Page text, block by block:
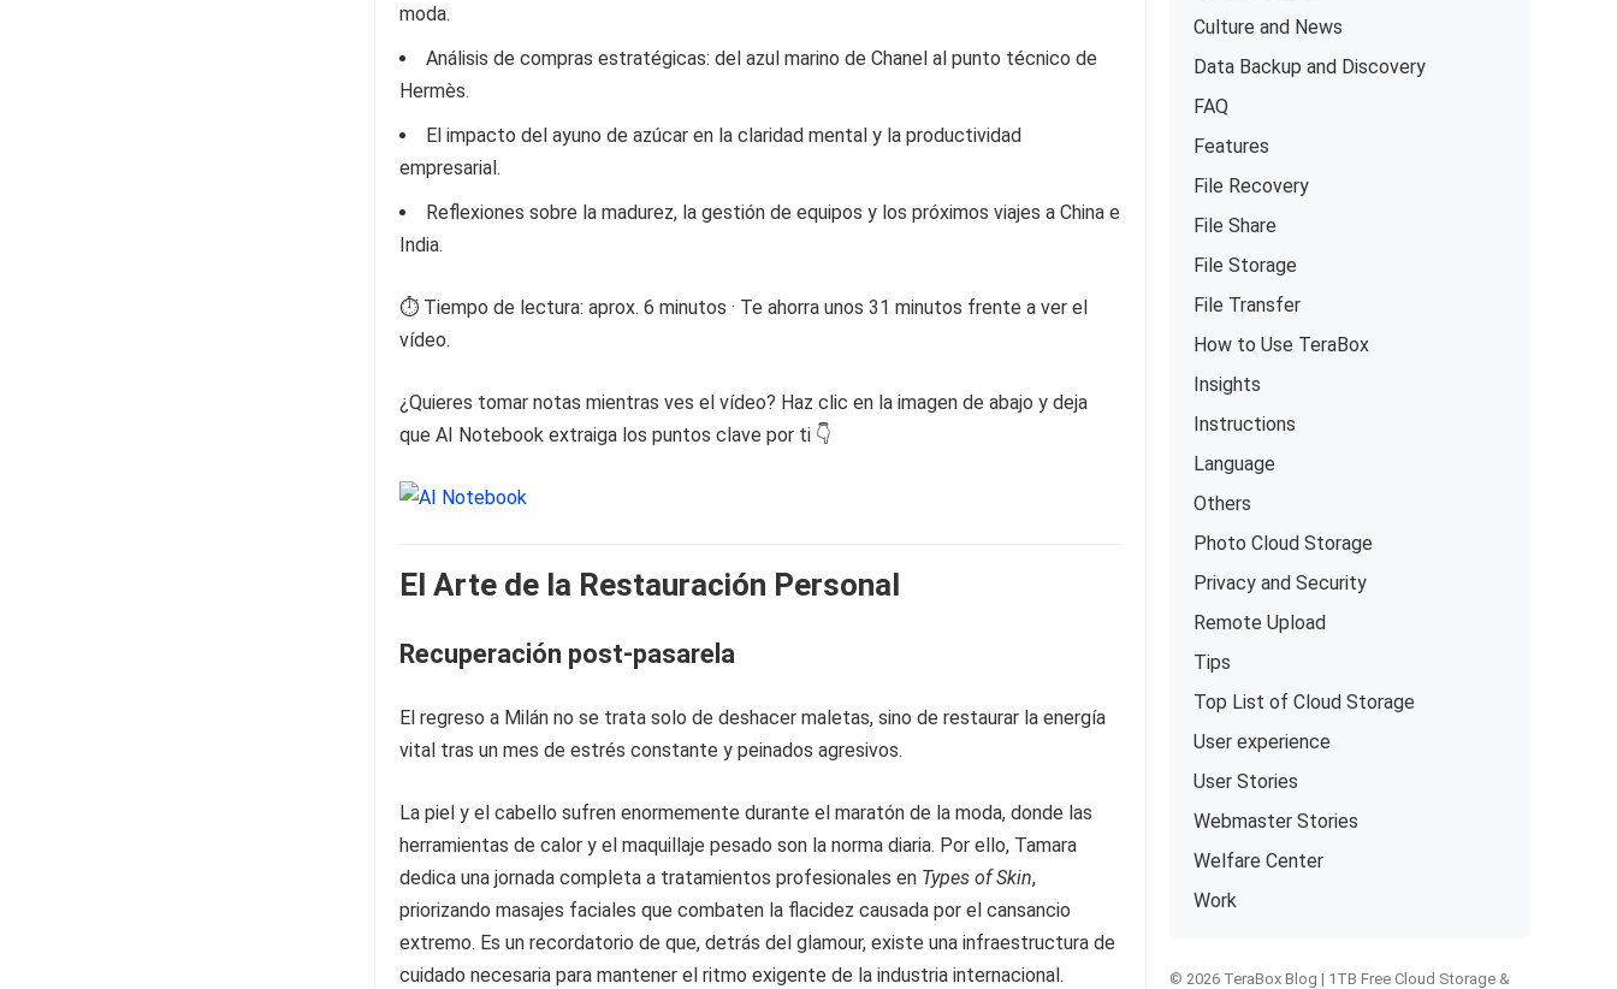
moda.
Análisis de compras estratégicas: del azul marino de Chanel al punto técnico de
Hermès.
El impacto del ayuno de azúcar en la claridad mental y la productividad
empresarial.
Reflexiones sobre la madurez, la gestión de equipos y los próximos viajes a China e
India.
⏱️ Tiempo de lectura: aprox. 6 minutos · Te ahorra unos 31 minutos frente a ver el
vídeo.
¿Quieres tomar notas mientras ves el vídeo? Haz clic en la imagen de abajo y deja
que AI Notebook extraiga los puntos clave por ti 👇
El Arte de la Restauración Personal
Recuperación post-pasarela
El regreso a Milán no se trata solo de deshacer maletas, sino de restaurar la energía
vital tras un mes de estrés constante y peinados agresivos.
La piel y el cabello sufren enormemente durante el maratón de la moda, donde las
herramientas de calor y el maquillaje pesado son la norma diaria. Por ello, Tamara
dedica una jornada completa a tratamientos profesionales en Types of Skin,
priorizando masajes faciales que combaten la flacidez causada por el cansancio
extremo. Es un recordatorio de que, detrás del glamour, existe una infraestructura de
cuidado necesaria para mantener el ritmo exigente de la industria internacional.
Culture and News
Data Backup and Discovery
FAQ
Features
File Recovery
File Share
File Storage
File Transfer
How to Use TeraBox
Insights
Instructions
Language
Others
Photo Cloud Storage
Privacy and Security
Remote Upload
Tips
Top List of Cloud Storage
User experience
User Stories
Webmaster Stories
Welfare Center
Work
© 2026 TeraBox Blog | 1TB Free Cloud Storage &